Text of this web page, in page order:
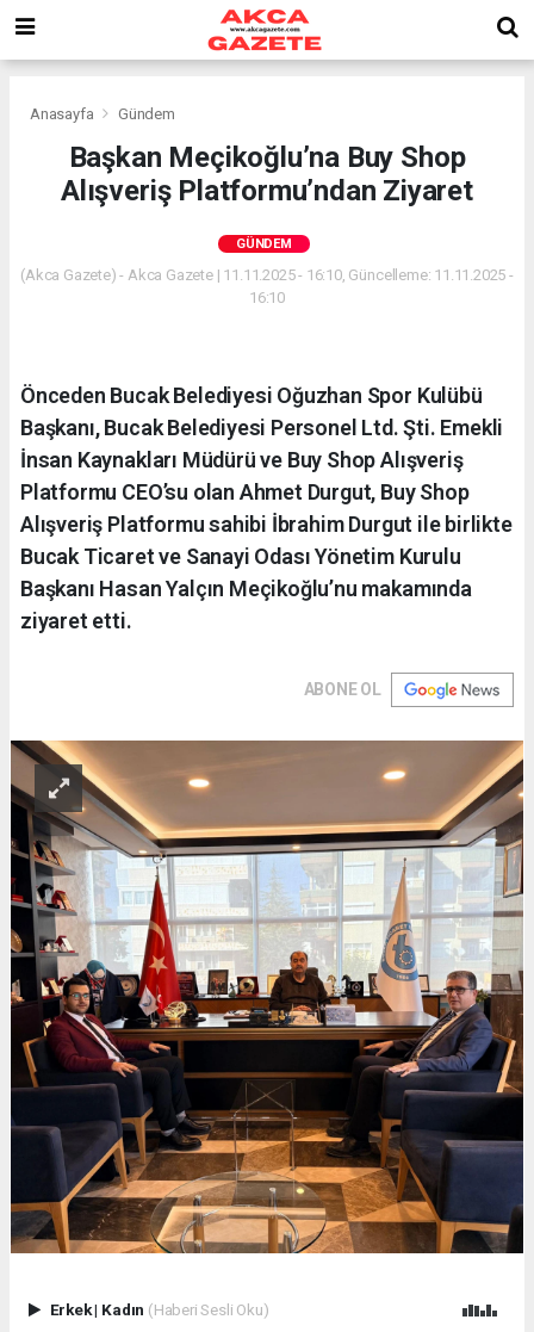
Anasayfa Gündem
Başkan Meçikoğlu’na Buy Shop
Alışveriş Platformu’ndan Ziyaret
GÜNDEM
(Akca Gazete) - Akca Gazete | 11.11.2025 - 16:10, Güncelleme: 11.11.2025 -
16:10
Önceden Bucak Belediyesi Oğuzhan Spor Kulübü
Başkanı, Bucak Belediyesi Personel Ltd. Şti. Emekli
İnsan Kaynakları Müdürü ve Buy Shop Alışveriş
Platformu CEO’su olan Ahmet Durgut, Buy Shop
Alışveriş Platformu sahibi İbrahim Durgut ile birlikte
Bucak Ticaret ve Sanayi Odası Yönetim Kurulu
Başkanı Hasan Yalçın Meçikoğlu’nu makamında
ziyaret etti.
ABONE OL
Erkek| Kadın (Haberi Sesli Oku)